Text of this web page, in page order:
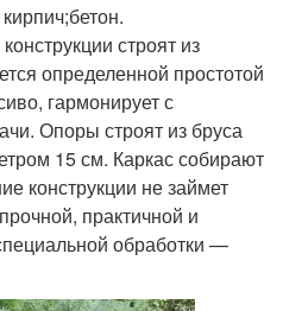
строят из
определенной простотой
гармонирует с
Опоры строят из бруса
15 см. Каркас собирают
конструкции не займет
практичной и
обработки —